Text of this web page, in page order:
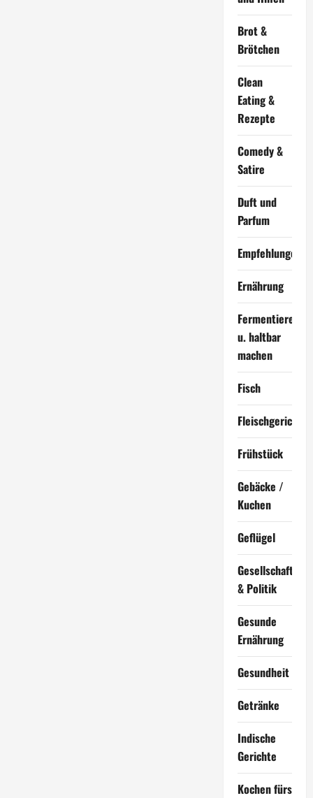
Brot &
Brötchen
Clean
Eating &
Rezepte
Comedy &
Satire
Duft und
Parfum
Empfehlungen
Ernährung
Fermentieren
u. haltbar
machen
Fisch
Fleischgerichte
Frühstück
Gebäcke /
Kuchen
Geflügel
Gesellschaft
& Politik
Gesunde
Ernährung
Gesundheit
Getränke
Indische
Gerichte
Kochen fürs